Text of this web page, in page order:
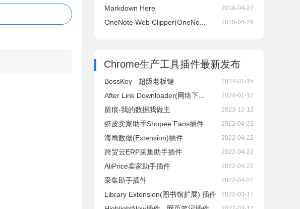
Markdown Here 2018-04-27
OneNote Web Clipper(OneNo... 2018-04-26
Chrome生产工具插件最新发布
BossKey - 超级老板键 2024-01-15
After Link Downloader(网络下... 2024-01-12
留痕-我的数据我做主 2023-12-12
虾皮卖家助手Shopee Fans插件 2022-04-22
海鹰数据(Extension)插件 2022-04-22
跨贸云ERP采集助手插件 2022-04-22
AliPrice卖家助手插件 2022-04-22
采集助手插件 2022-04-22
Library Extension(图书馆扩展) 插件 2022-03-17